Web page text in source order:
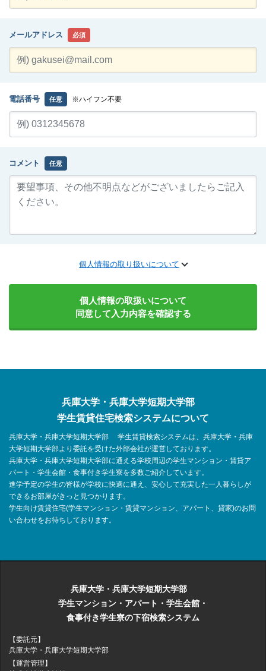
メールアドレス 必須
電話番号 任意 ※ハイフン不要
コメント 任意
個人情報の取り扱いについて
個人情報の取扱いについて
同意して入力内容を確認する
兵庫大学・兵庫大学短期大学部
学生賃貸住宅検索システムについて
兵庫大学・兵庫大学短期大学部 学生賃貸検索システムは、兵庫大学・兵庫
大学短期大学部より委託を受けた外部会社が運営しております。
兵庫大学・兵庫大学短期大学部に通える学校周辺の学生マンション・賃貸ア
パート・学生会館・食事付き学生寮を多数ご紹介しています。
進学予定の学生の皆様が学校に快適に通え、安心して充実した一人暮らしが
できるお部屋がきっと見つかります。
学生向け賃貸住宅(学生マンション・賃貸マンション、アパート、貸家)のお問
い合わせをお待ちしております。
兵庫大学・兵庫大学短期大学部
学生マンション・アパート・学生会館・
食事付き学生寮の下宿検索システム
【委託元】
兵庫大学・兵庫大学短期大学部
【運営管理】